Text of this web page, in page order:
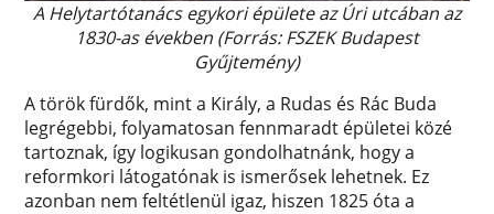
A Helytartótanács egykori épülete az Úri utcában az
1830-as években (Forrás: FSZEK Budapest
Gyűjtemény)
A török fürdők, mint a Király, a Rudas és Rác Buda
legrégebbi, folyamatosan fennmaradt épületei közé
tartoznak, így logikusan gondolhatnánk, hogy a
reformkori látogatónak is ismerősek lehetnek. Ez
azonban nem feltétlenül igaz, hiszen 1825 óta a